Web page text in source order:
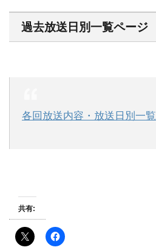
過去放送日別一覧ページ
各回放送内容・放送日別一覧
共有: